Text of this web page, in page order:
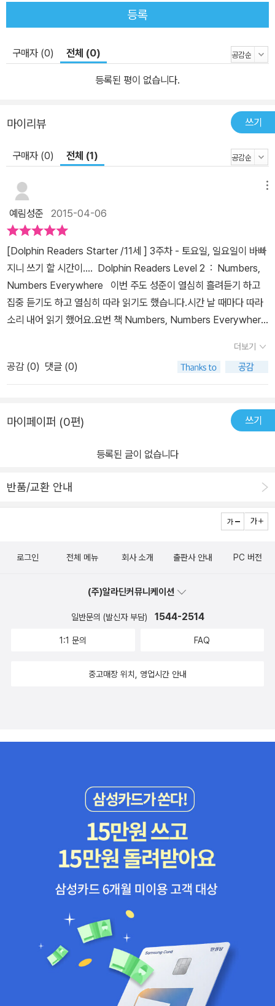
등록
구매자 (0) 전체 (0)
등록된 평이 없습니다.
마이리뷰 쓰기
구매자 (0) 전체 (1)
예림성준 2015-04-06
[Dolphin Readers Starter /11세 ] 3주차 - 토요일, 일요일이 바빠
지니 쓰기 할 시간이....​​ Dolphin Readers Level 2 : Numbers,
Numbers Everywhere ​​ ​ 이번 주도 성준이 열심히 흘려듣기 하고
집중 듣기도 하고 열심히 따라 읽기도 했습니다.시간 날 때마다 따라
소리 내어 읽기 했어요.요번 책 Numbers, Numbers Everywher
는지도 확실히 익힐 수 있었네요.여유롭게 토요일, 일요일에 들으면
서 받아쓰기 하려고 계획했는데요 ㅋ토요일에는 인천대공원 장수천
으로 봉사, 산소도 다녀오고~일요일에는 그림 그리기 대회와 엄마의
은 꼭 듣고 쓰기 해보려고요~​Picyure Dictionary​​Picyure Diction
는 맞았는지 틀렸는지 이번 주는 확인을 못해봤네요~그래도 스스로
m/ohalcy/220017149570 이퍼블릭,DolphinReaders,영어품
더보기
공감 (0) 댓글 (0)
마이페이퍼 (0편) 쓰기
등록된 글이 없습니다
반품/교환 안내
로그인 전체 메뉴 회사 소개 출판사 안내 PC 버전
(주)알라딘커뮤니케이션
일반문의 (발신자 부담) 1544-2514
1:1 문의 FAQ
중고매장 위치, 영업시간 안내